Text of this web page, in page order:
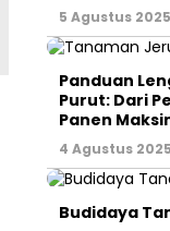
5 Agustus
Panduan
Purut: Dari
Panen
4 Agustus
Budidaya